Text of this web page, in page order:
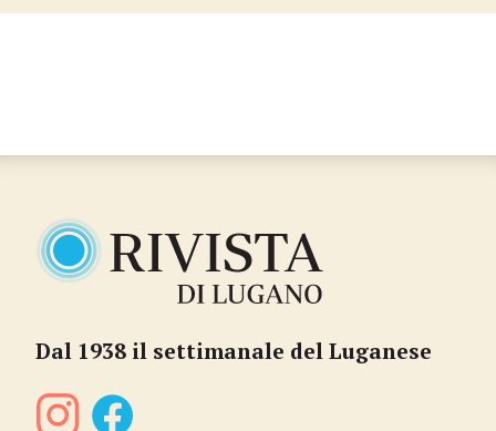
Dal 1938 il settimanale del Luganese